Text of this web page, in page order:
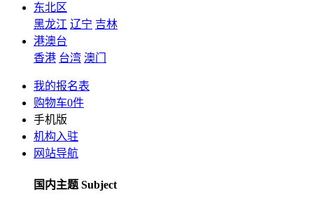
东北区
黑龙江 辽宁 吉林
港澳台
香港 台湾 澳门
我的报名表
购物车0件
手机版
机构入驻
网站导航
国内主题 Subject